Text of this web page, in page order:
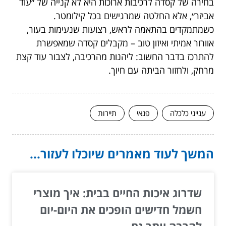
אביזר״, אלא החלטה שמרגישים בכל קילומטר.
כשמתמקדים בהתאמה לראש, רצועות שנעימות בעור,
אוורור אמיתי ואיזון טוב – מקבלים קסדה שמאפשרת
להתרכז בדבר החשוב: ליהנות מהרכיבה, לצבור עוד קצת
מרחק, ולחזור הביתה עם חיוך.
ענייני כלכלה פנאי תיירות
המשך לעוד מאמרים שיוכלו לעזור...
שדרוג איכות החיים בבית: איך מוצרי
חשמל חדישים הופכים את היום-יום